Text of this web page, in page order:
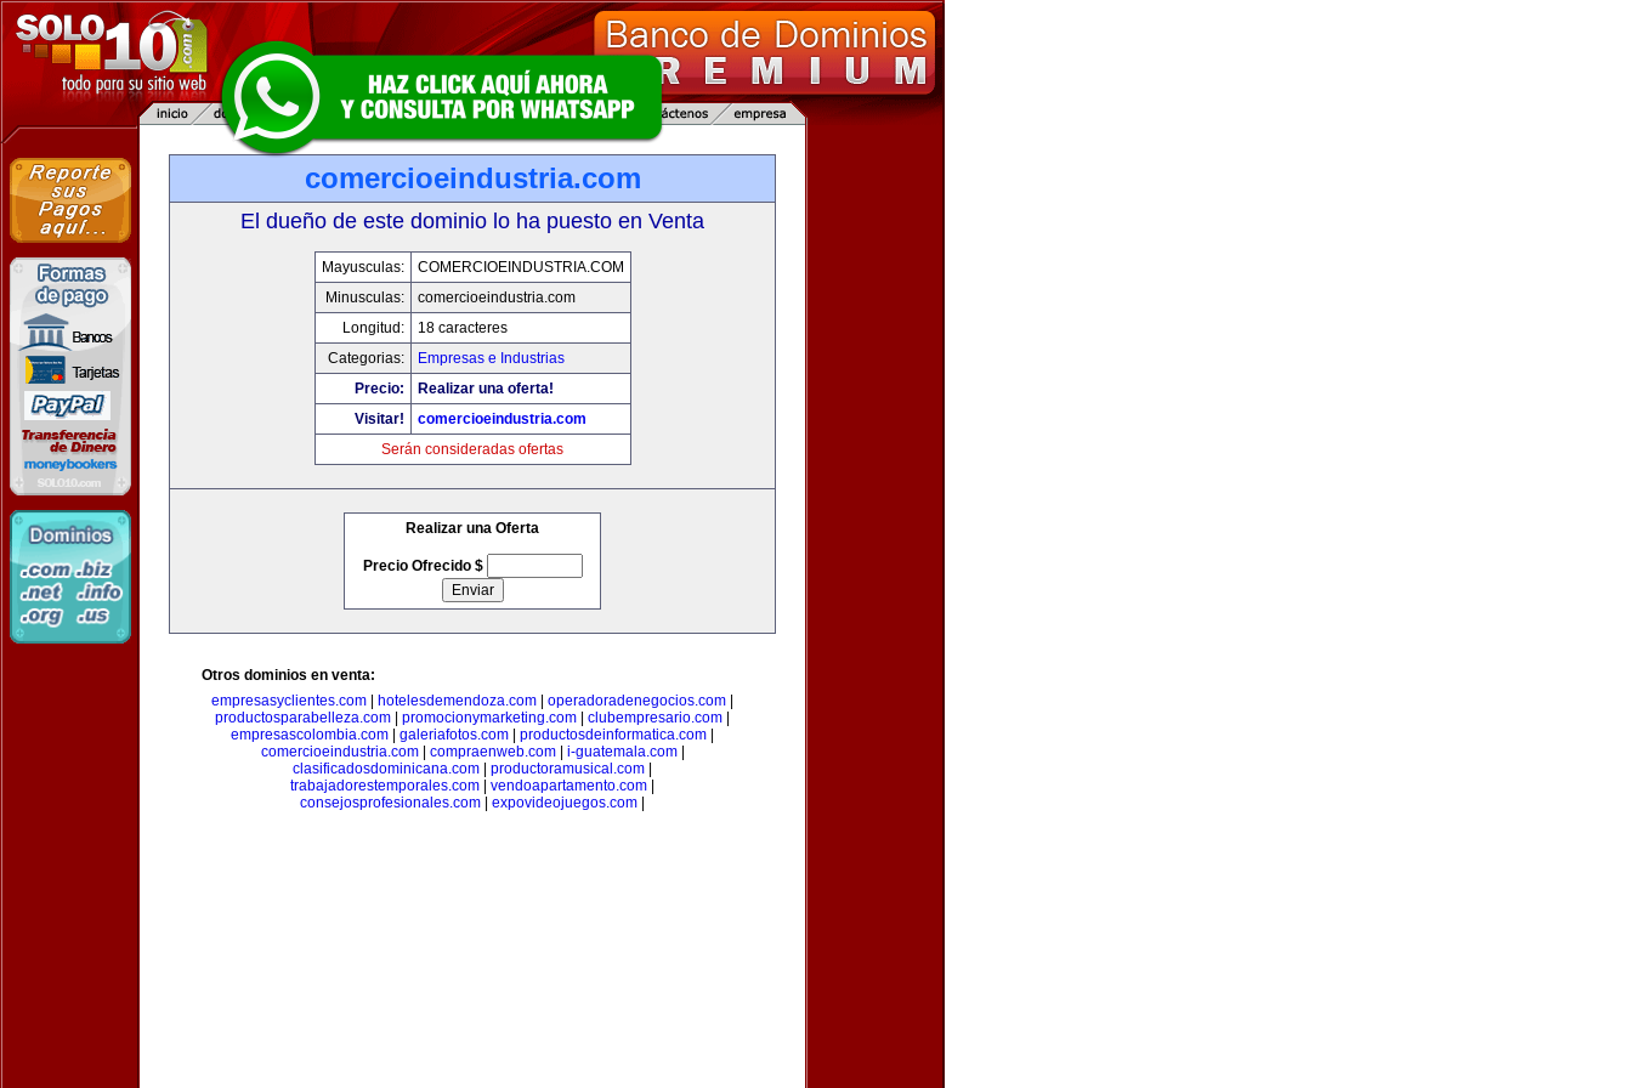
comercioeindustria.com
El dueño de este dominio lo ha puesto en Venta
Mayusculas:
COMERCIOEINDUSTRIA.COM
Minusculas:
comercioeindustria.com
Longitud:
18 caracteres
Categorias:
Empresas e Industrias
Precio:
Realizar una oferta!
Visitar!
comercioeindustria.com
Serán consideradas ofertas
Realizar una Oferta
Precio Ofrecido $
Otros dominios en venta:
empresasyclientes.com
hotelesdemendoza.com operadoradenegocios.com
productosparabelleza.com
promocionymarketing.com clubempresario.com
empresascolombia.com
galeriafotos.com productosdeinformatica.com
comercioeindustria.com| compraenweb.com| i-guatemala.com|
clasificadosdominicana.com
productoramusical.com
trabajadorestemporales.com
vendoapartamento.com
consejosprofesionales.com
expovideojuegos.com